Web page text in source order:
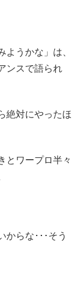
うかな」は、
ンスで語られ
絶対にやったほ
とワープロ半々
からな･･･そう